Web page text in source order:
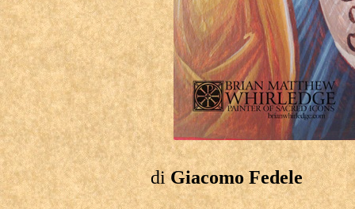
diGiacomo Fedele